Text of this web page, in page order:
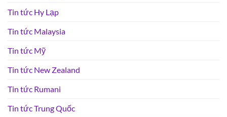
Tin tức Hy Lạp
Tin tức Malaysia
Tin tức Mỹ
Tin tức New Zealand
Tin tức Rumani
Tin tức Trung Quốc